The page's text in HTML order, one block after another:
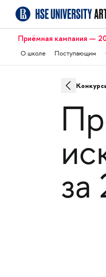
Приёмная кампания —
О школе Поступающим
за